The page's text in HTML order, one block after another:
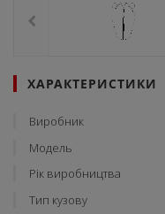
ХАРАКТЕРИСТИКИ
Виробник
Модель
Рік виробництва
Тип кузову